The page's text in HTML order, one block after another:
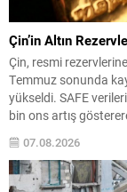
Çin’in Altın
Çin, resmi
Temmuz sonunda
yükseldi. SAFE
bin ons artış
Çin’in aylık
ediyor. Temmuz...
07.08.2026